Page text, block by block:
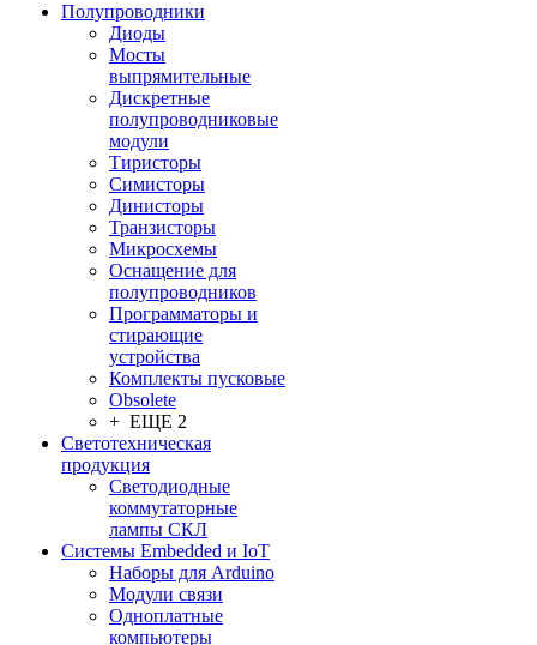
Полупроводники
Диоды
Мосты
выпрямительные
Дискретные
полупроводниковые
модули
Тиристоры
Симисторы
Динисторы
Транзисторы
Микросхемы
Оснащение для
полупроводников
Программаторы и
стирающие
устройства
Комплекты пусковые
Obsolete
+ ЕЩЕ 2
Светотехническая
продукция
Светодиодные
коммутаторные
лампы СКЛ
Системы Embedded и IoT
Наборы для Arduino
Модули связи
Одноплатные
компьютеры